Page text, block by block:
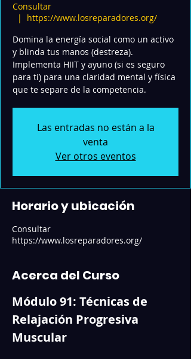
Consultar
  |
https://www.losreparadores.org/
Domina la energía social como un activo
y blinda tus manos (destreza).
Implementa HIIT y ayuno (si es seguro
para ti) para una claridad mental y física
que te separe de la competencia.
Las entradas no están a la
venta
Ver otros eventos
Horario y ubicación
Consultar
https://www.losreparadores.org/
Acerca del Curso
Módulo 91: Técnicas de
Relajación Progresiva
Muscular